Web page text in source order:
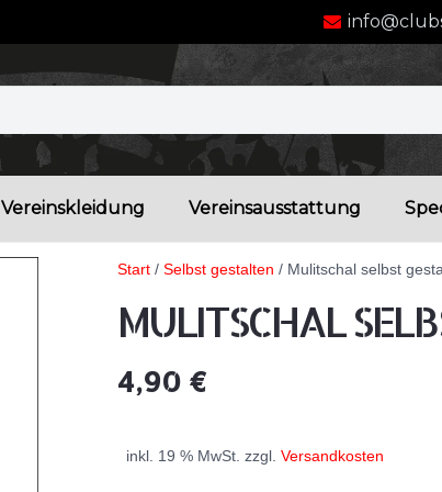
Vereinskleidung Vereinsausstattung
Start / Selbst gestalten / Mulitschal selbst
MULITSCHAL
4,90 €
inkl. 19 % MwSt. zzgl. Versandkosten